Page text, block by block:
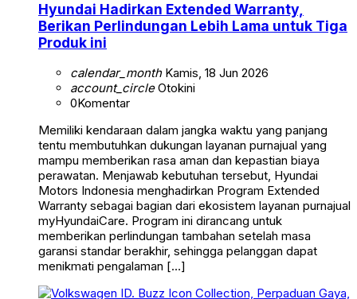
Hyundai Hadirkan Extended Warranty,
Berikan Perlindungan Lebih Lama untuk Tiga
Produk ini
calendar_monthKamis, 18 Jun 2026
account_circleOtokini
0Komentar
Memiliki kendaraan dalam jangka waktu yang panjang
tentu membutuhkan dukungan layanan purnajual yang
mampu memberikan rasa aman dan kepastian biaya
perawatan. Menjawab kebutuhan tersebut, Hyundai
Motors Indonesia menghadirkan Program Extended
Warranty sebagai bagian dari ekosistem layanan purnajual
myHyundaiCare. Program ini dirancang untuk
memberikan perlindungan tambahan setelah masa
garansi standar berakhir, sehingga pelanggan dapat
menikmati pengalaman […]